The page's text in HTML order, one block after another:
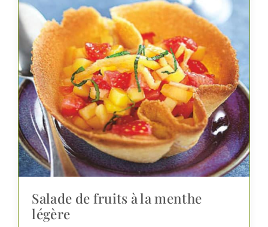
Salade de fruits à la menthe
légère